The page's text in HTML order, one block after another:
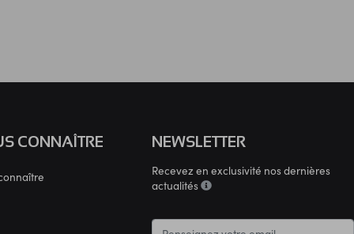
CONNAÎTRE NEWSLETTER
Recevez en exclusivité nos dernières
actualités